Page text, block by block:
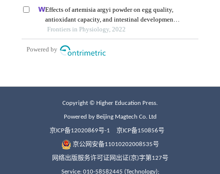
Copyright © Higher Education Press.
Powered by Beijing Magtech Co. Ltd
京ICP备12020869号-1 京ICP备150856号
京公网安备11010202008535号
网络出版服务许可证网出证(京)字第127号
Service: 010-58582445 (Technology);